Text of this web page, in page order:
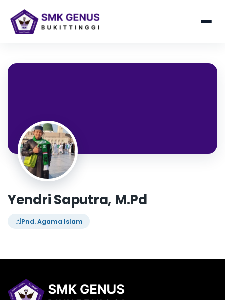
Yendri Saputra, M.Pd
Pnd. Agama Islam